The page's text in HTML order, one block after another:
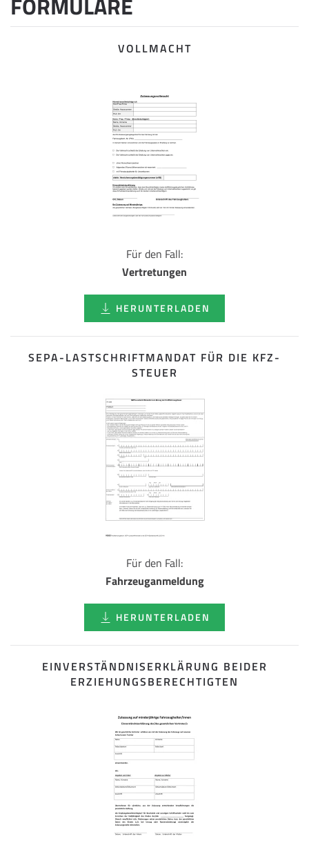
VOLLMACHT
Für den Fall:
Vertretungen
HERUNTERLADEN
SEPA-LASTSCHRIFT­MANDAT FÜR DIE KFZ-
STEUER
Für den Fall:
Fahrzeuganmeldung
HERUNTERLADEN
EINVERSTÄNDNISERKLÄRUNG BEIDER
ERZIEHUNGSBERECHTIGTEN